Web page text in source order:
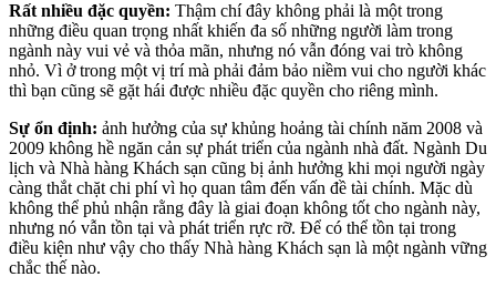
Rất nhiều đặc quyền: Thậm chí đây không phải là một trong
những điều quan trọng nhất khiến đa số những người làm trong
ngành này vui vẻ và thỏa mãn, nhưng nó vẫn đóng vai trò không
nhỏ. Vì ở trong một vị trí mà phải đảm bảo niềm vui cho người khác
thì bạn cũng sẽ gặt hái được nhiều đặc quyền cho riêng mình.
Sự ổn định: ảnh hưởng của sự khủng hoảng tài chính năm 2008 và
2009 không hề ngăn cản sự phát triển của ngành nhà đất. Ngành Du
lịch và Nhà hàng Khách sạn cũng bị ảnh hưởng khi mọi người ngày
càng thắt chặt chi phí vì họ quan tâm đến vấn đề tài chính. Mặc dù
không thể phủ nhận rằng đây là giai đoạn không tốt cho ngành này,
nhưng nó vẫn tồn tại và phát triển rực rỡ. Để có thể tồn tại trong
điều kiện như vậy cho thấy Nhà hàng Khách sạn là một ngành vững
chắc thế nào.